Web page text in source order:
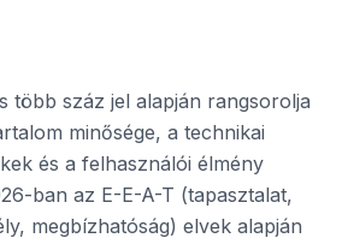
több száz jel alapján rangsorolja
minősége, a technikai
és a felhasználói élmény
ban az E-E-A-T (tapasztalat,
megbízhatóság) elvek alapján